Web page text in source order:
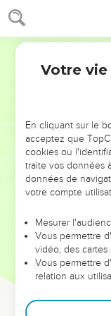
NE
ET SI LEURS
leur foi ou leur
et les saisons
sont
Dans cette
clés pour avancer
Votre
En cliquant sur le
acceptez que
cookies ou
traite vos données
données de
votre compte
Mesurer
Vous permettre
vidéo, des
Vous permettre
relation aux